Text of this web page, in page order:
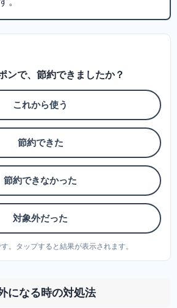
ンで、節約できましたか？
これから使う
節約できた
節約できなかった
対象外だった
。タップすると結果が表示されます。
になる時の対処法